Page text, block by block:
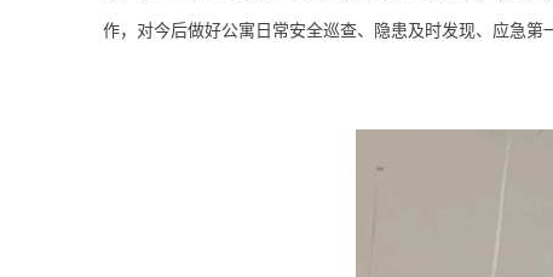
作，对今后做好公寓日常安全巡查、隐患及时发现、应急第